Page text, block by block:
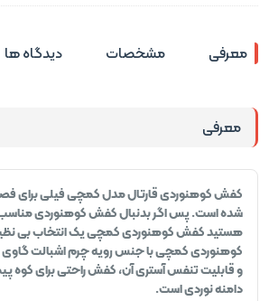
معرفی مشخصات دیدگاه ها
معرفی
کفش کوهنوردی قارتال مدل کمچی فیلی برای
شده است. پس اگر بدنبال کفش کوهنوردی مناسب
هستید کفش کوهنوردی کمچی یک انتخاب بی
کوهنوردی کمچی با جنس رویه چرم اشبالت گاوی
و قابلیت تنفس آستری آن، کفش راحتی برای کوه
دامنه نوردی است.